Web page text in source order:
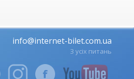
info@internet-bilet.com.ua
З усіх питань